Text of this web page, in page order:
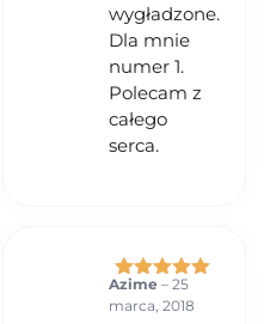
wygładzone.
Dla mnie
numer 1.
Polecam z
całego
serca.
Oceniono
na 5
Azime – 25
marca, 2018